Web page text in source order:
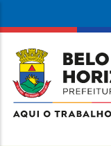
conteúdo
principal
da
Prefeitura
de